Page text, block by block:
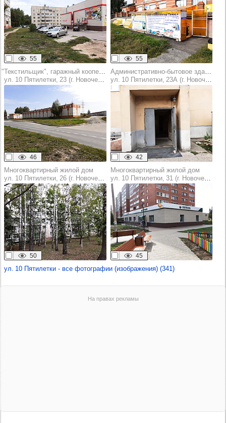
55 55
ул. 10 Пятилетки, 23 (г. Новочебоксарск)
46
Административно-бытовое здание
ул. 10 Пятилетки, 23А (г. Новочебоксарск)
42
Многоквартирный жилой дом
ул. 10 Пятилетки, 26 (г. Новочебоксарск)
50
Многоквартирный жилой дом
ул. 10 Пятилетки, 31 (г. Новочебоксарск)
45
ул. 10 Пятилетки - все фотографии (изображения) (341)